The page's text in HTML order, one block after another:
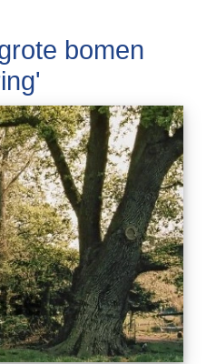
bomen